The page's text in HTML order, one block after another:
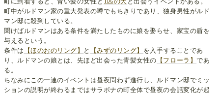
町中がルドマン家の重大発表の噂でもちきりであり、独身男性がルド
マン邸に殺到している。
聞けばルドマンはある条件を満たしたものに娘を娶らせ、家宝の盾を
与えるという。
条件は
【ほのおのリング】 と 【みずのリング】 を入手することであ
り、ルドマンの娘とは、先ほど出会った青髪女性の 【フローラ】であ
る。
ちなみにこの一連のイベントは昼夜問わず進行し、ルドマン邸でミッ
ションの説明が終わるまではサラボナの町全体で昼夜の会話変化が起